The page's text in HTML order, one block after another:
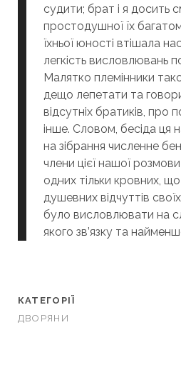
судити; брат і я досить
простодушної їх
їхньої юності втішала
легкість висловлювань
Малятко племінники
дещо лепетати та
відсутніх братиків, про
інше. Словом, бесіда ця
на зібрання численне
члени цієї нашої
одних тільки кровних,
душевних відчуттів
було висловлювати на
якого зв’язку та
КАТЕГОРІЇ
ДВОРЯНИ